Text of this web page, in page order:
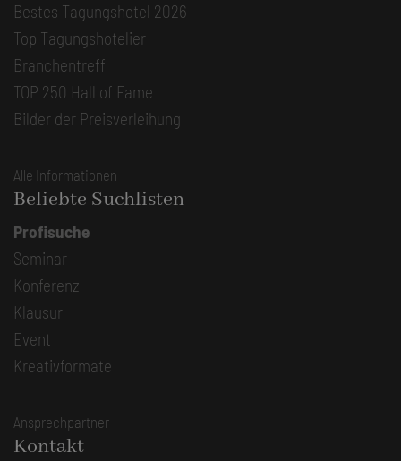
Bestes Tagungshotel 2026
Top Tagungshotelier
Branchentreff
TOP 250 Hall of Fame
Bilder der Preisverleihung
Alle Informationen
Beliebte Suchlisten
Profisuche
Seminar
Konferenz
Klausur
Event
Kreativformate
Ansprechpartner
Kontakt